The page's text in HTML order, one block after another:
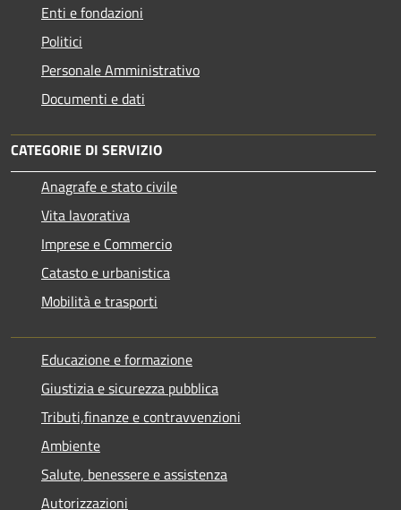
Enti e fondazioni
Politici
Personale Amministrativo
Documenti e dati
CATEGORIE DI SERVIZIO
Anagrafe e stato civile
Vita lavorativa
Imprese e Commercio
Catasto e urbanistica
Mobilità e trasporti
Educazione e formazione
Giustizia e sicurezza pubblica
Tributi,finanze e contravvenzioni
Ambiente
Salute, benessere e assistenza
Autorizzazioni